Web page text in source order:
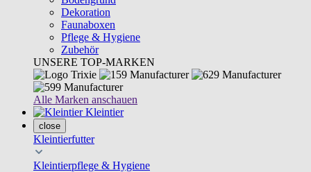
Dekoration
Faunaboxen
Pflege & Hygiene
Zubehör
UNSERE TOP-MARKEN
Alle Marken anschauen
Kleintier
close
Kleintierfutter
Kleintierpflege & Hygiene